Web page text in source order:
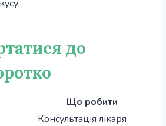
до
Що робити
Консультація лікаря